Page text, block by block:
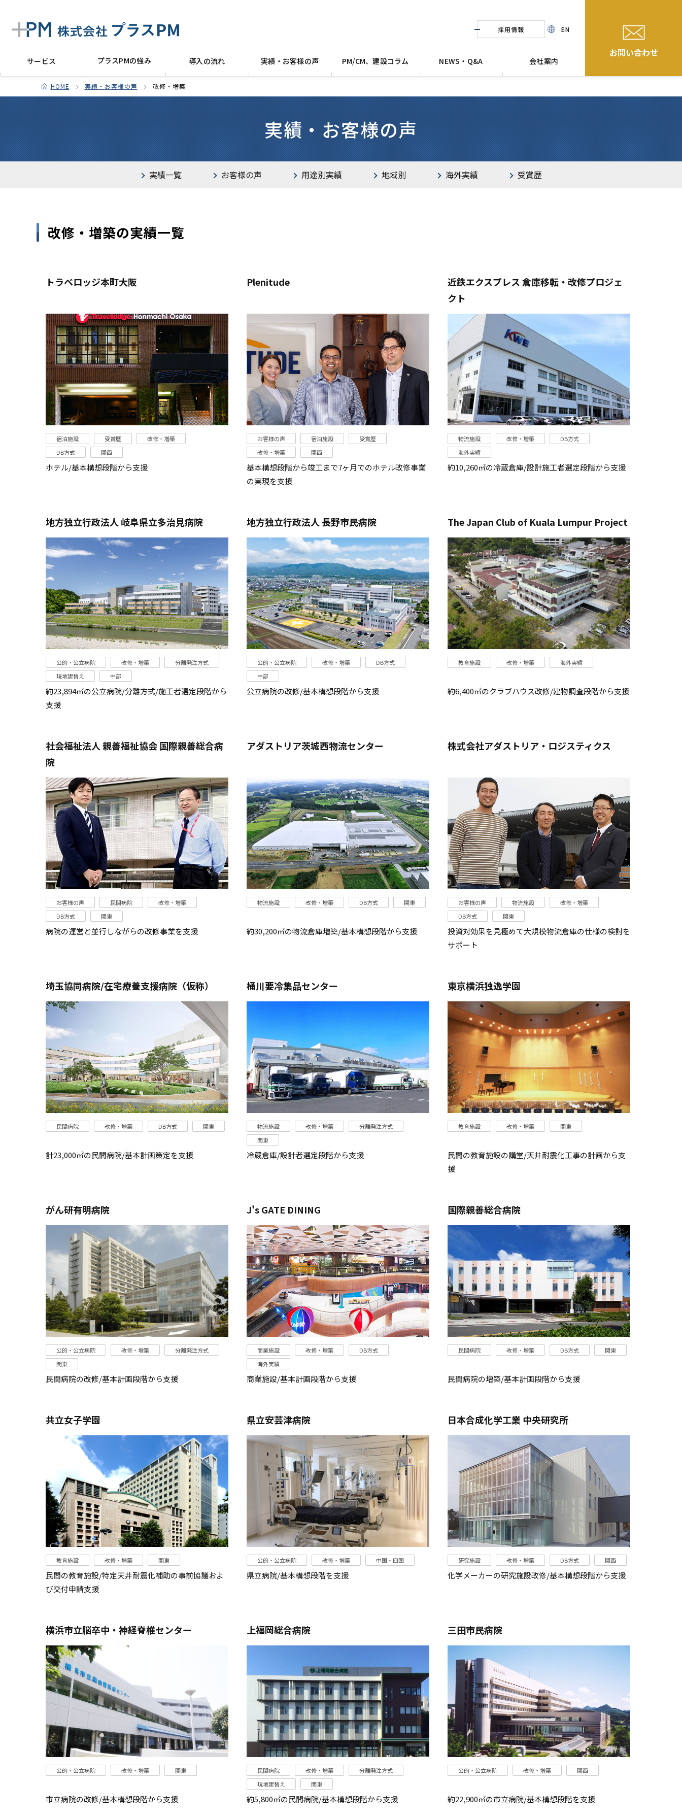
採用情報 EN
サービス プラスPMの強み 導入の流れ 実績・お客様の声 PM/CM、建設コラム NEWS・Q&A 会社案内
お問い合わせ
HOME 実績・お客様の声 改修・増築
実績・お客様の声
実績一覧 お客様の声 用途別実績 地域別 海外実績 受賞歴
改修・増築の実績一覧
トラベロッジ本町大阪
宿泊施設 受賞歴
改修・増築
DB方式
関西
ホテル/基本構想段階から支援
Plenitude
お客様の声 宿泊施設
受賞歴
改修・増築
関西
基本構想段階から竣工まで7ヶ月でのホテル改修事業
の実現を支援
近鉄エクスプレス 倉庫移転・改修プロジェ
クト
物流施設 改修・増築
DB方式
海外実績
約10,260㎡の冷蔵倉庫/設計施工者選定段階から支援
地方独立行政法人 岐阜県立多治見病院
公的・公立病院 改修・増築
分離発注方式
現地建替え
中部
約23,894㎡の公立病院/分離方式/施工者選定段階から
支援
地方独立行政法人 長野市民病院
公的・公立病院 改修・増築
DB方式
中部
公立病院の改修/基本構想段階から支援
The Japan Club of Kuala Lumpur Project
教育施設 改修・増築 海外実績
約6,400㎡のクラブハウス改修/建物調査段階から支援
社会福祉法人 親善福祉協会 国際親善総合病
院
お客様の声 民間病院
改修・増築
DB方式
関東
病院の運営と並行しながらの改修事業を支援
アダストリア茨城西物流センター
物流施設 改修・増築 DB方式 関東
約30,200㎡の物流倉庫増築/基本構想段階から支援
株式会社アダストリア・ロジスティクス
お客様の声 物流施設
改修・増築
DB方式
関東
投資対効果を見極めて大規模物流倉庫の仕様の検討を
サポート
埼玉協同病院/在宅療養支援病院（仮称）
民間病院 改修・増築 DB方式 関東
計23,000㎡の民間病院/基本計画策定を支援
桶川要冷集品センター
物流施設 改修・増築
分離発注方式
関東
冷蔵倉庫/設計者選定段階から支援
東京横浜独逸学園
教育施設 改修・増築 関東
民間の教育施設の講堂/天井耐震化工事の計画から支
援
がん研有明病院
公的・公立病院 改修・増築
分離発注方式
関東
民間病院の改修/基本計画段階から支援
J's GATE DINING
商業施設 改修・増築
DB方式
海外実績
商業施設/基本計画段階から支援
国際親善総合病院
民間病院 改修・増築 DB方式 関東
民間病院の増築/基本計画段階から支援
共立女子学園
教育施設 改修・増築 関東
民間の教育施設/特定天井耐震化補助の事前協議およ
び交付申請支援
県立安芸津病院
公的・公立病院 改修・増築 中国・四国
県立病院/基本構想段階を支援
日本合成化学工業 中央研究所
研究施設 改修・増築 DB方式 関西
化学メーカーの研究施設改修/基本構想段階から支援
横浜市立脳卒中・神経脊椎センター
公的・公立病院 改修・増築 関東
市立病院の改修/基本構想段階から支援
上福岡総合病院
民間病院 改修・増築
分離発注方式
現地建替え
関東
約5,800㎡の民間病院/基本構想段階から支援
三田市民病院
公的・公立病院 改修・増築 関西
約22,900㎡の市立病院/基本構想段階を支援